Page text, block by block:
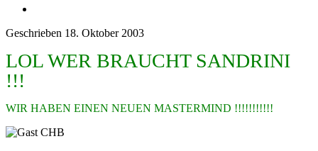
Geschrieben 18. Oktober 2003
LOL WER BRAUCHT SANDRINI
!!!
WIR HABEN EINEN NEUEN MASTERMIND !!!!!!!!!!!